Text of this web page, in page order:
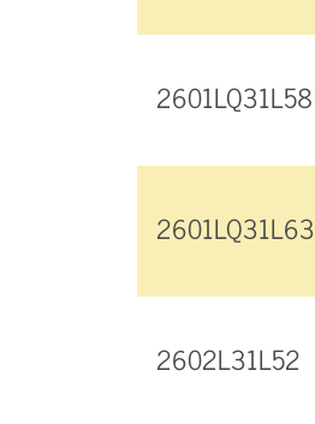
2601LQ31L58
2601LQ31L63
2602L31L52